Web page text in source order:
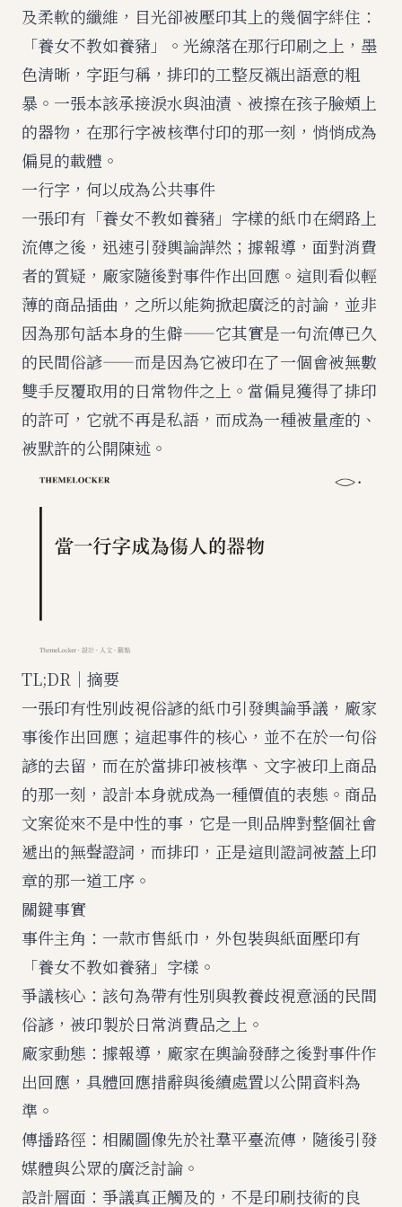
及柔軟的纖維，目光卻被壓印其上的幾個字絆住：
「養女不教如養豬」。光線落在那行印刷之上，墨
色清晰，字距勻稱，排印的工整反襯出語意的粗
暴。一張本該承接淚水與油漬、被擦在孩子臉頰上
的器物，在那行字被核準付印的那一刻，悄悄成為
偏見的載體。
一行字，何以成為公共事件
一張印有「養女不教如養豬」字樣的紙巾在網路上
流傳之後，迅速引發輿論譁然；據報導，面對消費
者的質疑，廠家隨後對事件作出回應。這則看似輕
薄的商品插曲，之所以能夠掀起廣泛的討論，並非
因為那句話本身的生僻——它其實是一句流傳已久
的民間俗諺——而是因為它被印在了一個會被無數
雙手反覆取用的日常物件之上。當偏見獲得了排印
的許可，它就不再是私語，而成為一種被量產的、
被默許的公開陳述。
TL;DR｜摘要
一張印有性別歧視俗諺的紙巾引發輿論爭議，廠家
事後作出回應；這起事件的核心，並不在於一句俗
諺的去留，而在於當排印被核準、文字被印上商品
的那一刻，設計本身就成為一種價值的表態。商品
文案從來不是中性的事，它是一則品牌對整個社會
遞出的無聲證詞，而排印，正是這則證詞被蓋上印
章的那一道工序。
關鍵事實
事件主角：一款市售紙巾，外包裝與紙面壓印有
「養女不教如養豬」字樣。
爭議核心：該句為帶有性別與教養歧視意涵的民間
俗諺，被印製於日常消費品之上。
廠家動態：據報導，廠家在輿論發酵之後對事件作
出回應，具體回應措辭與後續處置以公開資料為
準。
傳播路徑：相關圖像先於社羣平臺流傳，隨後引發
媒體與公眾的廣泛討論。
設計層面：爭議真正觸及的，不是印刷技術的良